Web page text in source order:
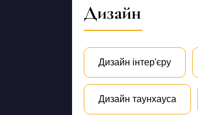
Дизайн
Дизайн інтер'єру
Дизайн таунхауса